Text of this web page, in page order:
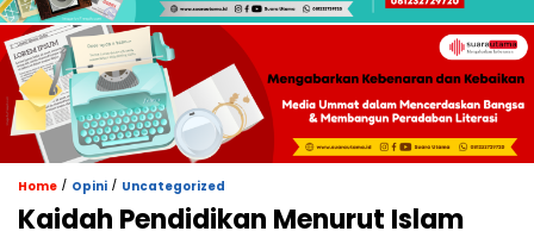
Home / Opini / Uncategorized
Kaidah Pendidikan Menurut Islam